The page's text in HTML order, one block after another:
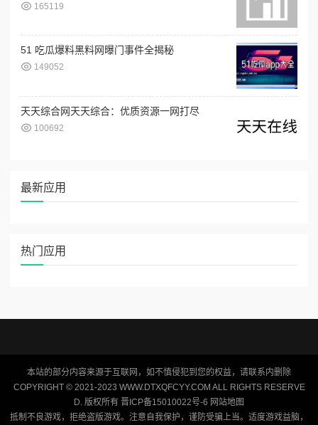
165119
51 吃瓜爆料黑料网曝门事件全揭秘
149052
天天综合网天天综合：优质资源一网打尽
100692
最新应用
热门应用
本站的部分内容来源于互联网，如不慎侵犯到您的权益，请联系内删除
COPYRIGHT © 2021-2023 WWW.DTXQFCYY.COM ALL RIGHTS RESERVE
D. 版权所有 晋ICP备15010022号-6 网站地图
抵制不良游戏，拒绝盗版游戏。注意自我保护，谨防受骗上当。适度游戏益脑，